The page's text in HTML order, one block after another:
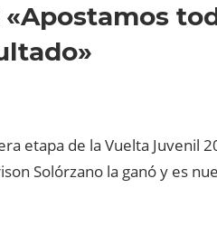
etapa de la Vuelta Juvenil
Solórzano la ganó y es